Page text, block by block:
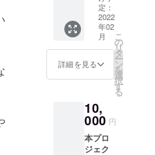
月頃と
なりま
す。
※①202
0年中に
ご支援
いただ
年1～12
月分の
活動報
告書の
付金受
領証明
書」を
発送い
たしま
す。
支援金
の入金
が2021
年2月頃
用させ
ていた
だきま
す。 ご
支援者
情報を
が育英
会に提
供のう
え、あ
しなが
害・自
死で親
を亡く
したり
親に障
がいが
ある家
庭の学
の奨学
金とし
て、全
額を一
般財団
定：
2022
年02
月
詳細を見る
こ
の
リ
タ
ー
ン
を
選
択
す
る
10,
000 円
本プロ
ジェク